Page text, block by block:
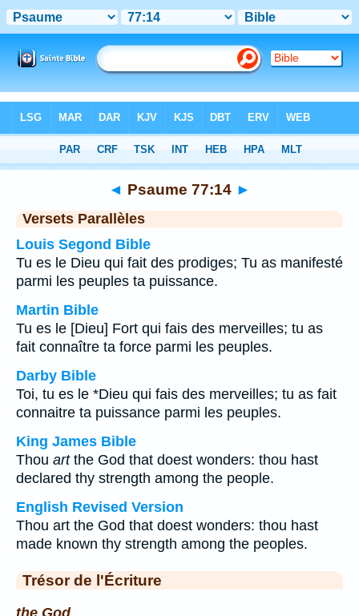
Chapitre 77> Verset 14
◄ Psaume 77:14 ►
Versets Parallèles
Louis Segond Bible
Tu es le Dieu qui fait des prodiges; Tu as manifesté
parmi les peuples ta puissance.
Martin Bible
Tu es le [Dieu] Fort qui fais des merveilles; tu as
fait connaître ta force parmi les peuples.
Darby Bible
Toi, tu es le *Dieu qui fais des merveilles; tu as fait
connaitre ta puissance parmi les peuples.
King James Bible
Thou artthe God that doest wonders: thou hast
declared thy strength among the people.
English Revised Version
Thou art the God that doest wonders: thou hast
made known thy strength among the peoples.
Trésor de l'Écriture
the God